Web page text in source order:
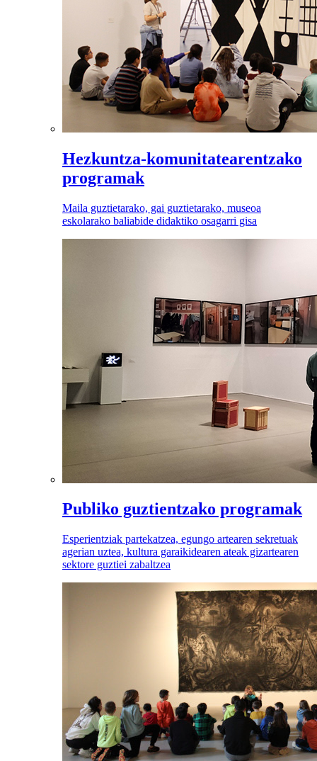
Hezkuntza-komunitatearentzako
programak
Maila guztietarako, gai guztietarako, museoa
eskolarako baliabide didaktiko osagarri gisa
Publiko guztientzako programak
Esperientziak partekatzea, egungo artearen sekretuak
agerian uztea, kultura garaikidearen ateak gizartearen
sektore guztiei zabaltzea